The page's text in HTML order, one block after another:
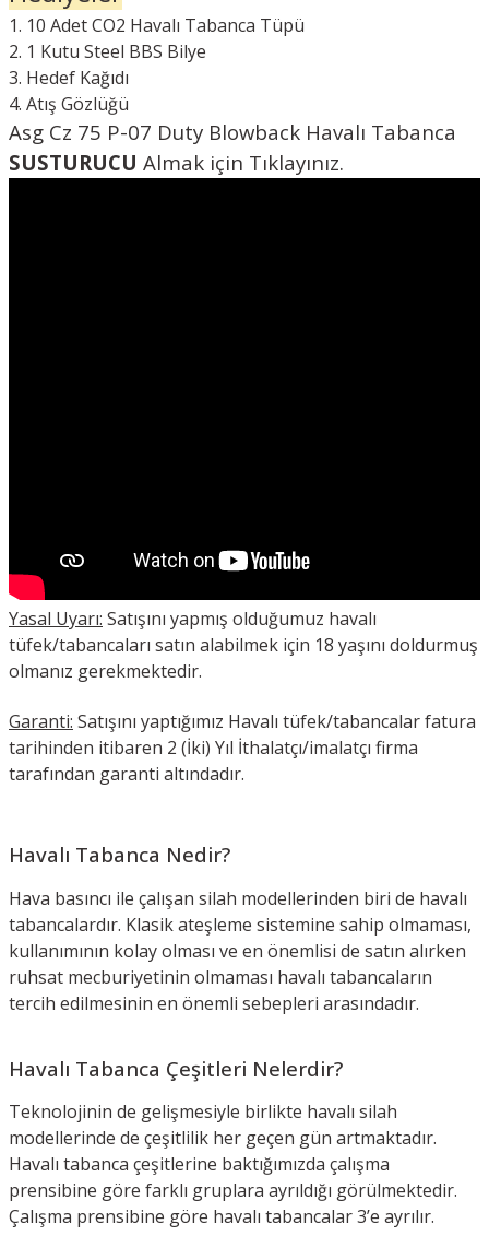
10 Adet CO2 Havalı Tabanca Tüpü
1 Kutu Steel BBS Bilye
Hedef Kağıdı
Atış Gözlüğü
Asg Cz 75 P-07 Duty Blowback Havalı Tabanca
SUSTURUCU Almak için Tıklayınız.
Yasal Uyarı: Satışını yapmış olduğumuz havalı
tüfek/tabancaları satın alabilmek için 18 yaşını doldurmuş
olmanız gerekmektedir.
Garanti: Satışını yaptığımız Havalı tüfek/tabancalar fatura
tarihinden itibaren 2 (İki) Yıl İthalatçı/imalatçı firma
tarafından garanti altındadır.
Havalı Tabanca Nedir?
Hava basıncı ile çalışan silah modellerinden biri de havalı
tabancalardır. Klasik ateşleme sistemine sahip olmaması,
kullanımının kolay olması ve en önemlisi de satın alırken
ruhsat mecburiyetinin olmaması havalı tabancaların
tercih edilmesinin en önemli sebepleri arasındadır.
Havalı Tabanca Çeşitleri Nelerdir?
Teknolojinin de gelişmesiyle birlikte havalı silah
modellerinde de çeşitlilik her geçen gün artmaktadır.
Havalı tabanca çeşitlerine baktığımızda çalışma
prensibine göre farklı gruplara ayrıldığı görülmektedir.
Çalışma prensibine göre havalı tabancalar 3’e ayrılır.